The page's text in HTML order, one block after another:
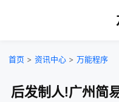
首页 > 资讯中心 > 万能程序
后发制人!广州简